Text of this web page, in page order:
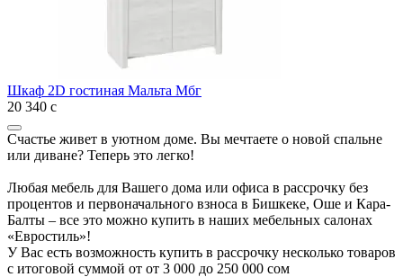
Шкаф 2D гостиная Мальта Мбг
20 340 с
Счастье живет в уютном доме. Вы мечтаете о новой спальне
или диване? Теперь это легко!
Любая мебель для Вашего дома или офиса в рассрочку без
процентов и первоначального взноса в Бишкеке, Оше и Кара-
Балты – все это можно купить в наших мебельных салонах
«Евростиль»!
У Вас есть возможность купить в рассрочку несколько товаров
с итоговой суммой от от 3 000 до 250 000 сом